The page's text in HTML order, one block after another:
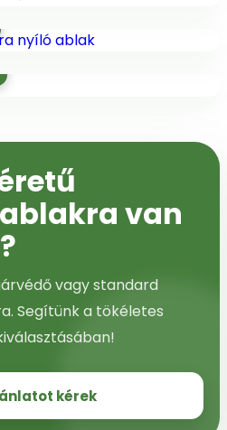
van
vagy standard
Segítünk a tökéletes
kérek